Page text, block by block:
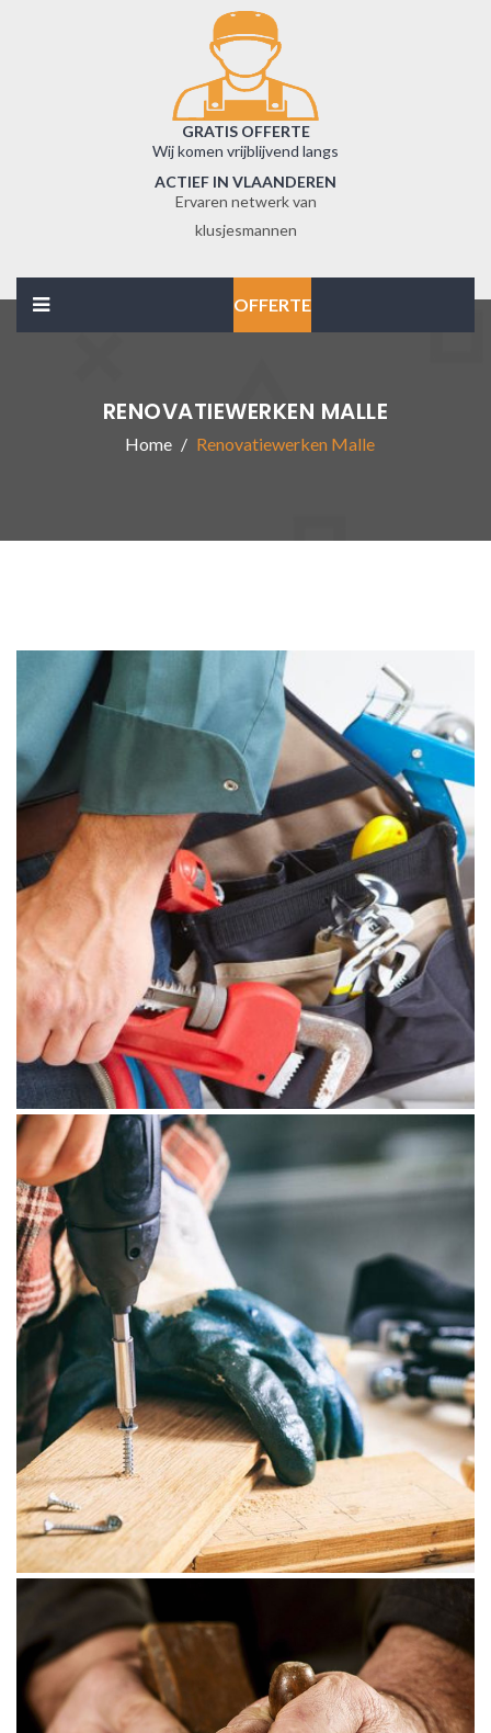
GRATIS OFFERTE
Wij komen vrijblijvend langs
ACTIEF IN VLAANDEREN
Ervaren netwerk van
klusjesmannen
OFFERTE
RENOVATIEWERKEN MALLE
Home Renovatiewerken Malle